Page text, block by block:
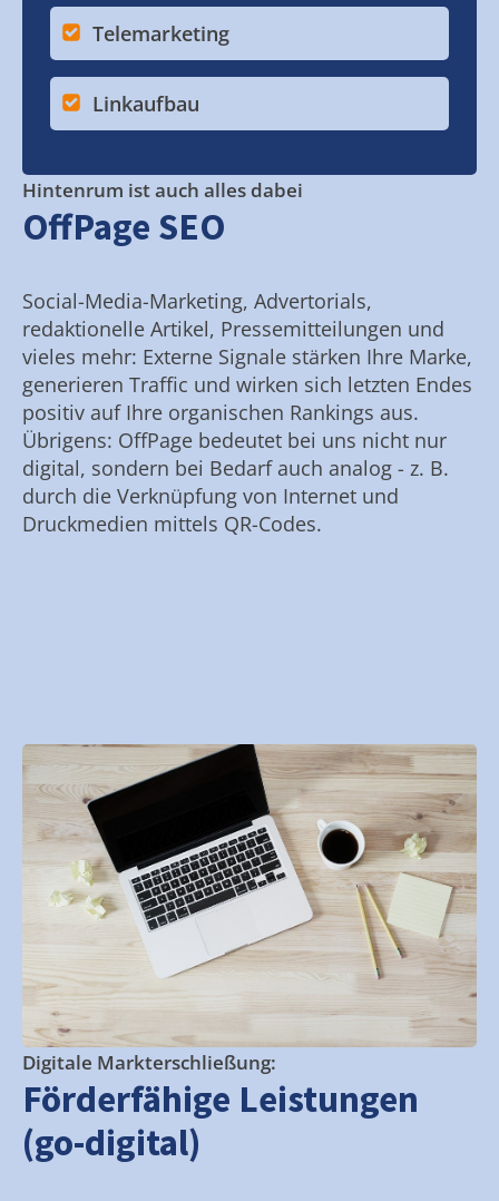
Telemarketing
Linkaufbau
Hintenrum ist auch alles dabei
OffPage SEO
Social-Media-Marketing, Advertorials,
redaktionelle Artikel, Pressemitteilungen und
vieles mehr: Externe Signale stärken Ihre Marke,
generieren Traffic und wirken sich letzten Endes
positiv auf Ihre organischen Rankings aus.
Übrigens: OffPage bedeutet bei uns nicht nur
digital, sondern bei Bedarf auch analog - z. B.
durch die Verknüpfung von Internet und
Druckmedien mittels QR-Codes.
Digitale Markterschließung:
Förderfähige Leistungen
(go-digital)